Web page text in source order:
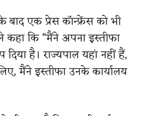
बाद एक प्रेस कॉन्फ्रेंस को भी
कहा कि “मैंने अपना इस्तीफा
है। राज्यपाल यहां नहीं हैं,
मैंने इस्तीफा उनके कार्यालय